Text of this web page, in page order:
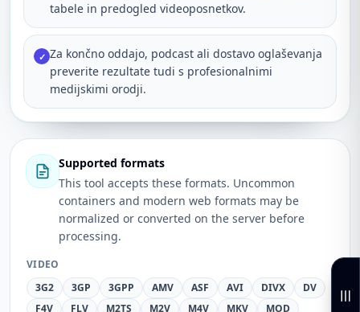
tabele in predogled videoposnetkov.
✓ Za končno oddajo, podcast ali dostavo oglaševanja
preverite rezultate tudi s profesionalnimi
medijskimi orodji.
Supported formats
This tool accepts these formats. Uncommon
containers and modern web formats may be
normalized or converted on the server before
processing.
VIDEO
3G2
3GP 3GPP AMV ASF AVI DIVX
DV
F4V
FLV M2TS M2V M4V MKV
MOD